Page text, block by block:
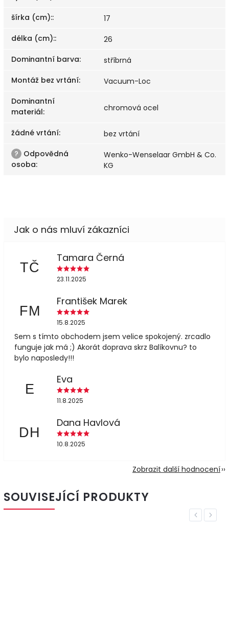
šírka (cm)::
17
délka (cm)::
26
Dominantní barva:
stříbrná
Montáž bez vrtání:
Vacuum-Loc
Dominantní
materiál: chromová ocel
žádné vrtání:
bez vrtání
? Odpovědná
osoba:
Wenko-Wenselaar GmbH & Co.
KG
TČ
Tamara Černá
23.11.2025
FM
František Marek
15.8.2025
Sem s tímto obchodem jsem velice spokojený. zrcadlo
funguje jak má ;) Akorát doprava skrz Balíkovnu? to
bylo naposledy!!!
E
Eva
11.8.2025
DH
Dana Havlová
10.8.2025
Zobrazit další hodnocení
SOUVISEJÍCÍ PRODUKTY
Previous
Next